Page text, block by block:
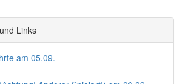
Links
am 05.09.